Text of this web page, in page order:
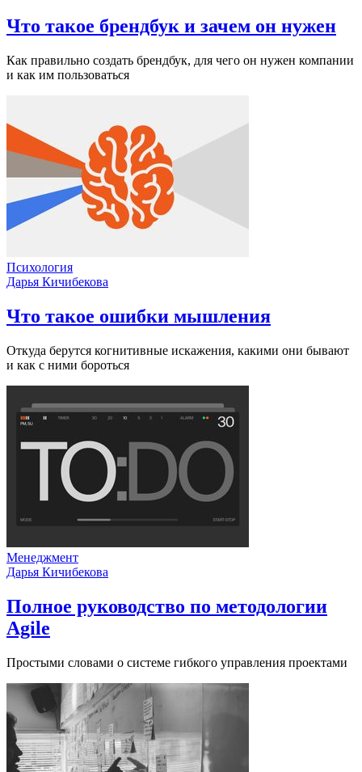
Что такое брендбук и зачем он нужен
Как правильно создать брендбук, для чего он нужен компании
и как им пользоваться
Психология
Дарья Кичибекова
Что такое ошибки мышления
Откуда берутся когнитивные искажения, какими они бывают
и как с ними бороться
Менеджмент
Дарья Кичибекова
Полное руководство по методологии
Agile
Простыми словами о системе гибкого управления проектами